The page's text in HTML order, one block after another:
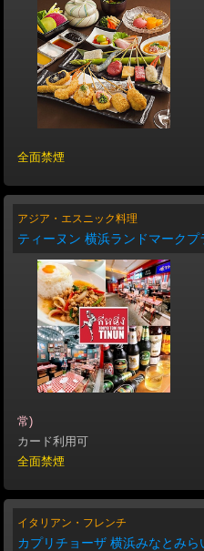
全面禁煙
アジア・エスニック料理
ティーヌン 横浜ランドマークプ
常)
カード利用可
全面禁煙
イタリアン・フレンチ
カプリチョーザ 横浜みなとみら